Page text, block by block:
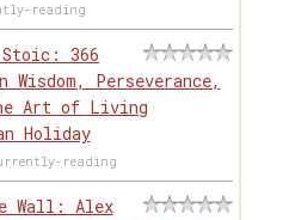
reading
366
Wisdom, Perseverance,
Art of Living
Holiday
reading
Wall: Alex